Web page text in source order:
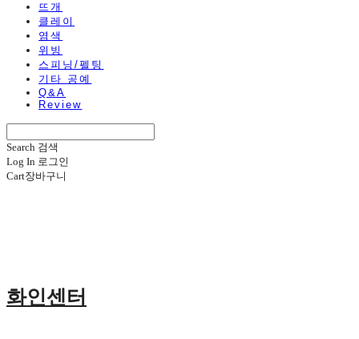
뜨개
클레이
염색
위빙
스피닝/펠팅
기타 공예
Q&A
Review
Search 검색
Log In 로그인
Cart장바구니
화인센터